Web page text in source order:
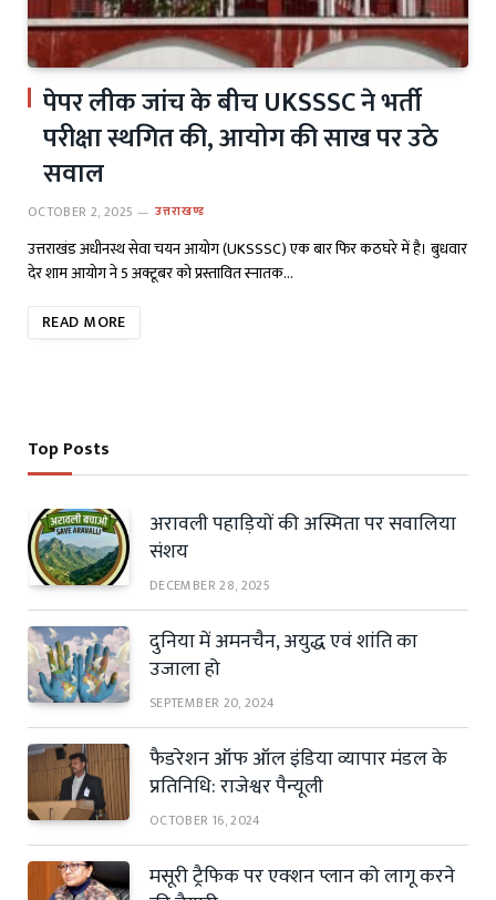
पेपर लीक जांच के बीच UKSSSC ने भर्ती
परीक्षा स्थगित की, आयोग की साख पर उठे
सवाल
OCTOBER 2, 2025 उत्तराखण्ड
उत्तराखंड अधीनस्थ सेवा चयन आयोग (UKSSSC) एक बार फिर कठघरे में है। बुधवार
देर शाम आयोग ने 5 अक्टूबर को प्रस्तावित स्नातक…
READ MORE
Top Posts
अरावली पहाड़ियों की अस्मिता पर सवालिया
संशय
DECEMBER 28, 2025
दुनिया में अमनचैन, अयुद्ध एवं शांति का
उजाला हो
SEPTEMBER 20, 2024
फैडरेशन ऑफ ऑल इंडिया व्यापार मंडल के
प्रतिनिधि: राजेश्वर पैन्यूली
OCTOBER 16, 2024
मसूरी ट्रैफिक पर एक्शन प्लान को लागू करने